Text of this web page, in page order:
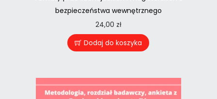
bezpieczeństwa wewnętrznego
24,00 zł
Dodaj do koszyka